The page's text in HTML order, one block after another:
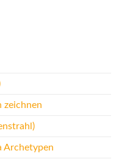
zeichnen
Archetypen